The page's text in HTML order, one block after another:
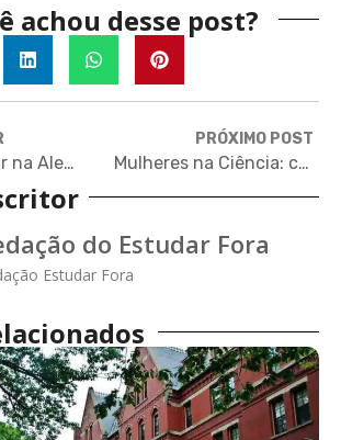
achou desse post?
Como é estudar na Alemanha em uma das cidades mais cosmopolitas do mundo
PRÓXIMO POST
Mulheres na Ciência: conheça as estudantes premiadas pela NASA
do Estudar Fora
Estudar Fora